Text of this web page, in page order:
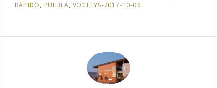
RÁPIDO, PUEBLA,VOCETYS-2017-10-06